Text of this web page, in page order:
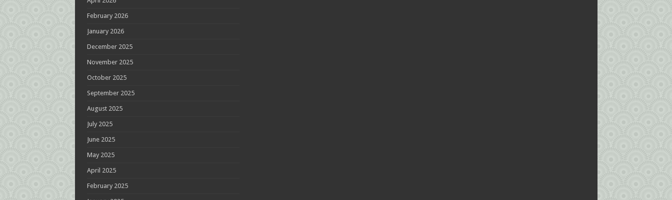
February 2026
January 2026
December 2025
November 2025
October 2025
September 2025
August 2025
July 2025
June 2025
May 2025
April 2025
February 2025